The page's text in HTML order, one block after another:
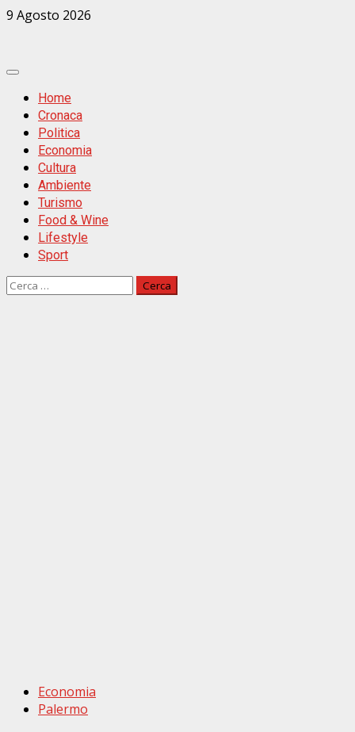
Zum
9 Agosto 2026
Primäres
MenüHome
Cronaca
Politica
Economia
Cultura
Ambiente
Turismo
Food & Wine
Lifestyle
Sport
Ricerca
Economia
Palermo